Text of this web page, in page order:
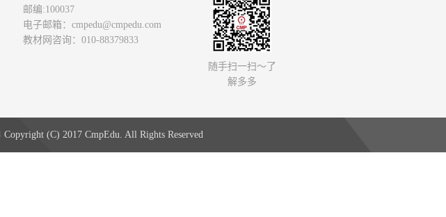
邮编:100037
电子邮箱： cmpedu@cmpedu.com
教材网咨询：010-88379833
随手扫一扫～了
解多多
Copyright (C) 2017 CmpEdu. All Rights Reserved